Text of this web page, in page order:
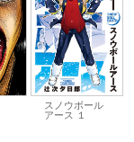
スノウボール
アース １